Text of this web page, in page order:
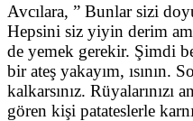
Avcılara, ” Bunlar sizi
Hepsini siz yiyin derim
de yemek gerekir. Şimdi
bir ateş yakayım, ısının.
kalkarsınız. Rüyalarınızı
gören kişi patateslerle